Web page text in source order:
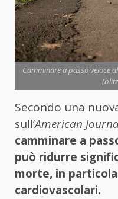
Camminare a passo veloce
Secondo una
sull’American
camminare a
può ridurre
morte, in
cardiovascolari.